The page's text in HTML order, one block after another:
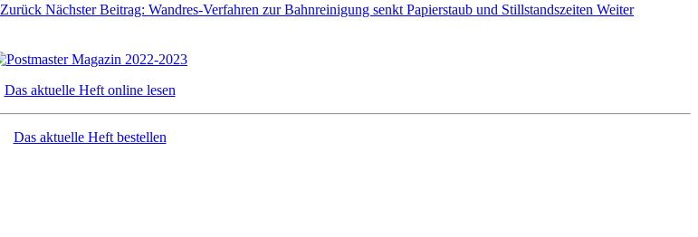
Zurück Nächster Beitrag: Wandres-Verfahren zur Bahnreinigung senkt Papierstaub und Stillstandszeiten Weiter
Das aktuelle Heft online lesen
Das aktuelle Heft bestellen